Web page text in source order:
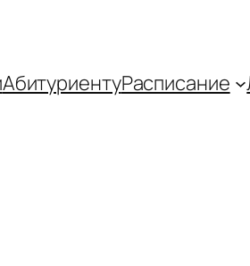
АбитуриентуРаспиcание